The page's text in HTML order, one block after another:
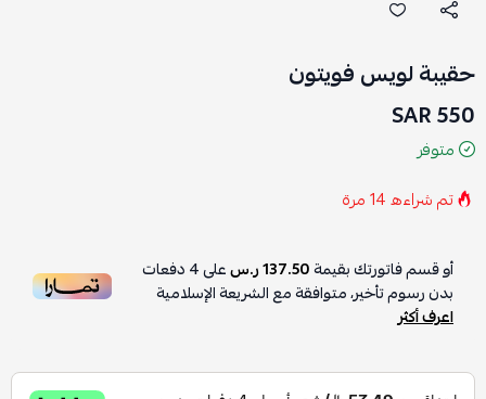
حقيبة لويس فويتون
550 SAR
متوفر
تم شراءه14مرة
أو قسم فاتورتك بقيمة137.50 ر.س على4دفعات
بدون رسوم تأخير، متوافقة مع الشريعة الإسلامية
اعرف أكثر